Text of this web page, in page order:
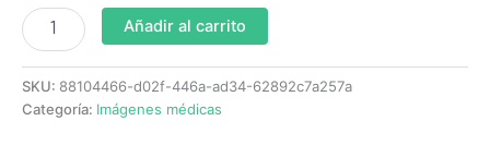
Añadir al carrito
SKU: 88104466-d02f-446a-ad34-62892c7a257a
Categoría: Imágenes médicas